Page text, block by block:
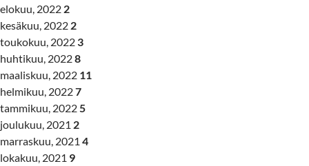
elokuu, 2022 2
kesäkuu, 2022 2
toukokuu, 2022 3
huhtikuu, 20228
maaliskuu, 2022 11
helmikuu, 20227
tammikuu, 20225
joulukuu, 2021 2
marraskuu, 2021 4
lokakuu, 2021 9